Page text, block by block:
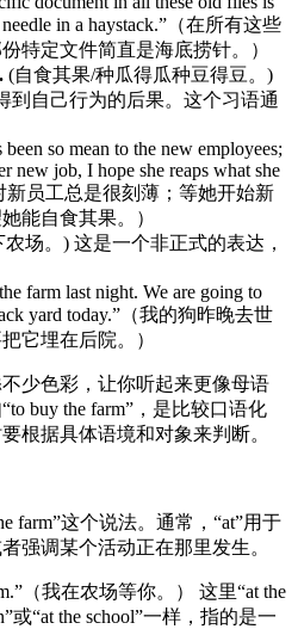
in a haystack.”（在所有这些
特定文件简直是海底捞针。）
(自食其果/种瓜得瓜种豆得豆。)
到自己行为的后果。这个习语通
so mean to the new employees;
new job, I hope she reaps what she
新员工总是很刻薄；等她开始新
能自食其果。）
农场。) 这是一个非正式的表达，
farm last night. We are going to
yard today.”（我的狗昨晚去世
它埋在后院。）
少色彩，让你听起来更像母语
buy the farm”，是比较口语化
根据具体语境和对象来判断。
farm”这个说法。通常，“at”用于
强调某个活动正在那里发生。
（我在农场等你。） 这里“at the
或“at the school”一样，指的是一